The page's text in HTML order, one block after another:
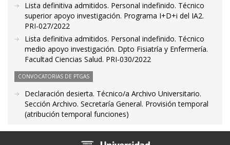
Lista definitiva admitidos. Personal indefinido. Técnico
superior apoyo investigación. Programa I+D+i del IA2.
PRI-027/2022
Lista definitiva admitidos. Personal indefinido. Técnico
medio apoyo investigación. Dpto Fisiatría y Enfermería.
Facultad Ciencias Salud. PRI-030/2022
CONVOCATORIAS DE PTGAS
Declaración desierta. Técnico/a Archivo Universitario.
Sección Archivo. Secretaría General. Provisión temporal
(atribución temporal funciones)